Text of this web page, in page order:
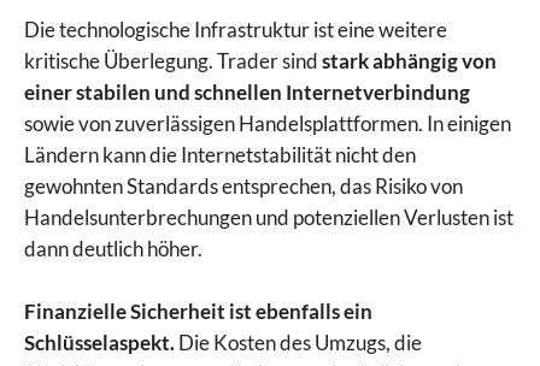
Die technologische Infrastruktur ist eine weitere
kritische Überlegung. Trader sindstark abhängig von
einer stabilen und schnellen Internetverbindung
sowie von zuverlässigen Handelsplattformen. In einigen
Ländern kann die Internetstabilität nicht den
gewohnten Standards entsprechen, das Risiko von
Handelsunterbrechungen und potenziellen Verlusten ist
dann deutlich höher.
Finanzielle Sicherheit ist ebenfalls ein
Schlüsselaspekt.Die Kosten des Umzugs, die